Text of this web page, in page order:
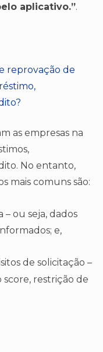
aplicativo.”.
reprovação de
as empresas na
No entanto,
mais comuns são:
ou seja, dados
e,
de solicitação –
restrição de